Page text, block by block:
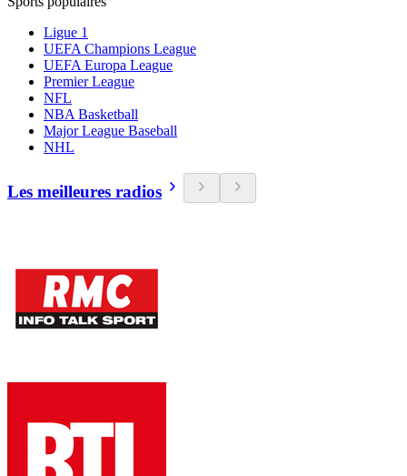
Ligue 1
UEFA Champions League
UEFA Europa League
Premier League
NFL
NBA Basketball
Major League Baseball
NHL
Les meilleures radios